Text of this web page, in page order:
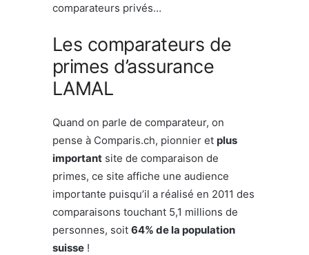
comparateurs privés…
Les comparateurs de
primes d’assurance
LAMAL
Quand on parle de comparateur, on
pense à Comparis.ch, pionnier et plus
important site de comparaison de
primes, ce site affiche une audience
importante puisqu’il a réalisé en 2011 des
comparaisons touchant 5,1 millions de
personnes, soit 64% de la population
suisse !